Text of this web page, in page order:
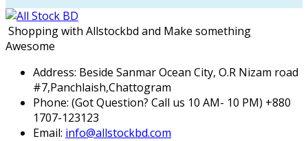
Shopping with Allstockbd and Make something
Awesome
Address: Beside Sanmar Ocean City, O.R Nizam road
#7,Panchlaish,Chattogram
Phone: (Got Question? Call us 10 AM- 10 PM) +880
1707-123123
Email: info@allstockbd.com